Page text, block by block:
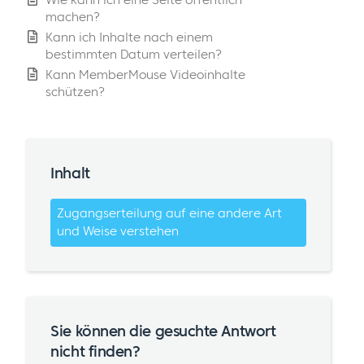
machen?
Kann ich Inhalte nach einem
bestimmten Datum verteilen?
Kann MemberMouse Videoinhalte
schützen?
Inhalt
Zugangserteilung auf eine andere Art
und Weise verstehen
Sie können die gesuchte Antwort
nicht finden?